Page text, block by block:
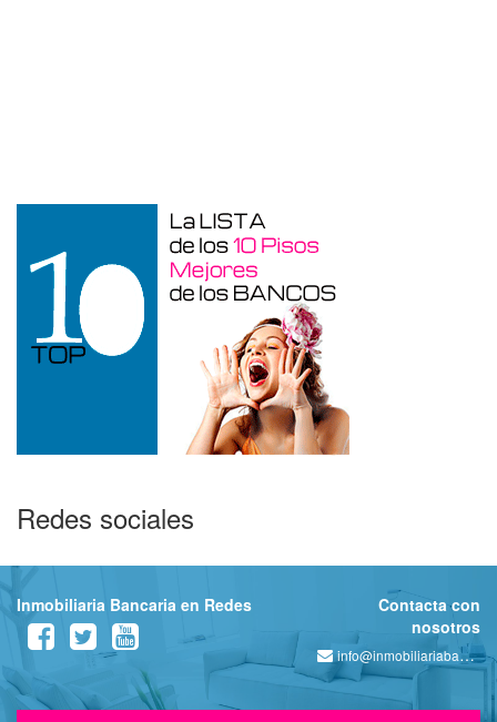
Redes sociales
Inmobiliaria Bancaria en Redes
Contacta con
nosotros
info@inmobiliariabancaria.com